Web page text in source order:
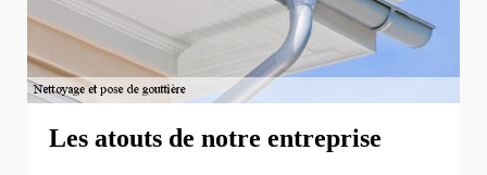
Les atouts de notre entreprise